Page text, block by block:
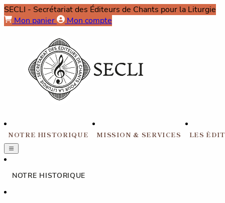
SECLI - Secrétariat des Éditeurs de Chants pour la Liturgie
Mon panier
Mon compte
NOTRE HISTORIQUE MISSION & SERVICES LES
NOTRE HISTORIQUE